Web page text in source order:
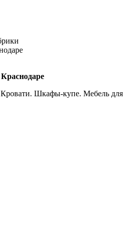
Шкафы-купе. Мебель для